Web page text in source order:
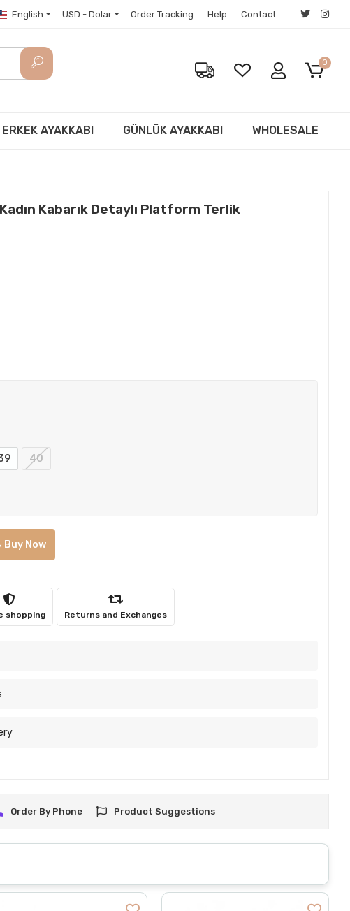
English USD - Dolar Order Tracking Help Contact
0
ERKEK AYAKKABI GÜNLÜK AYAKKABI WHOLESALE
Kabarık Detaylı Platform Terlik
40
Buy Now
shopping Returns and Exchanges
Order By Phone Product Suggestions